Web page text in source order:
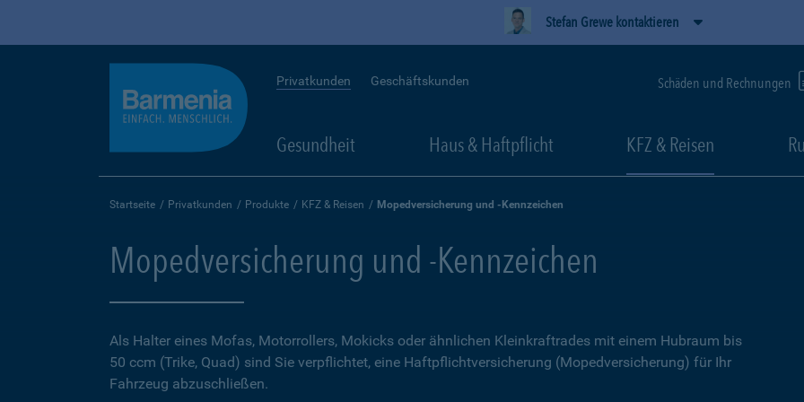
Stefan Grewe kontaktieren
Privatkunden Geschäftskunden Schäden und Rechnungen
Gesundheit Haus & Haftpflicht KFZ & Reisen
Startseite Privatkunden Produkte KFZ & Reisen Mopedversicherung und -Kennzeichen
Mopedversicherung und -Kennzeichen
Als Halter eines Mofas, Motorrollers, Mokicks oder ähnlichen Kleinkraftrades mit einem Hubraum bis
50 ccm (Trike, Quad) sind Sie verpflichtet, eine Haftpflichtversicherung (Mopedversicherung) für Ihr
Fahrzeug abzuschließen.